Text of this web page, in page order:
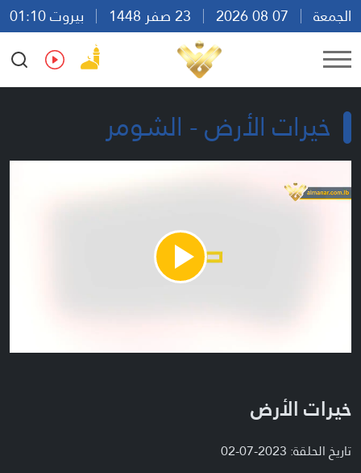
الجمعة
بيروت 01:10
Ar
En Fr Es
خيرات الأرض - الشومر
Play
Video
خيرات الأرض
تاريخ الحلقة: 2023-07-02